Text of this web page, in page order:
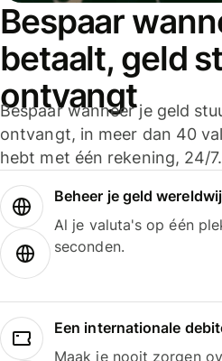
Bespaar
betaalt, geld
ontvangt
Bespaar wanneer je geld
ontvangt, in meer dan 40
hebt met één rekening, 24/7.
Beheer je geld
Al je valuta's op één
seconden.
Een internationale
Maak je nooit zorgen